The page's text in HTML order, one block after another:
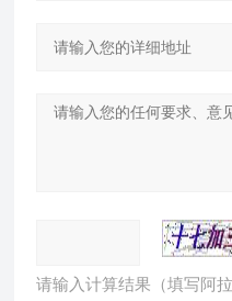
请输入计算结果（填写阿